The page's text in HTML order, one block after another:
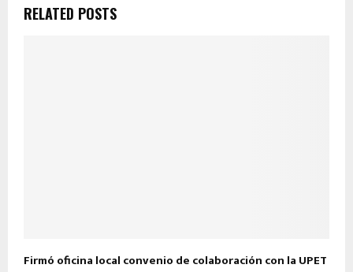
RELATED POSTS
Firmó oficina local convenio de colaboración con la UPET